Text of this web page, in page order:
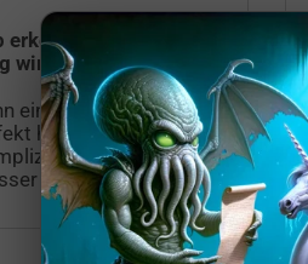
man erst,
wird.
eine geliefertes
hat. Dieses wurde
und schnell
geht es nicht!